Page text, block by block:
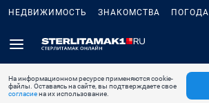
НЕДВИЖИМОСТЬ ЗНАКОМСТВА ПОГОДА
На информационном ресурсе применяются cookie-
файлы. Оставаясь на сайте, вы подтверждаете свое
согласиена их использование.